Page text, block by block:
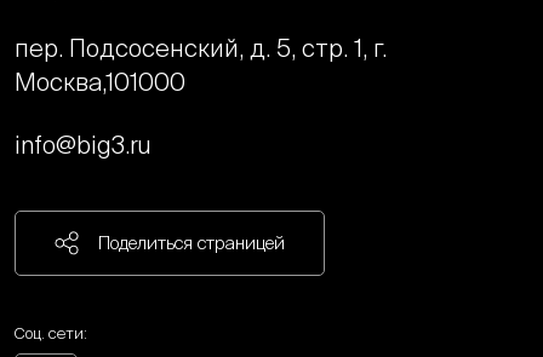
пер. Подсосенский, д. 5, стр. 1, г.
Москва,101000
info@big3.ru
Поделиться страницей
Соц. сети: